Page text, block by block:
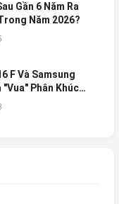
Gần 6 Năm Ra
Năm 2026?
F Và Samsung
"Vua" Phân Khúc